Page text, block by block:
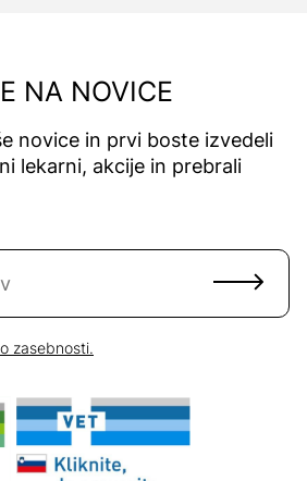
NA NOVICE
novice in prvi boste izvedeli
lekarni, akcije in prebrali
zasebnosti.